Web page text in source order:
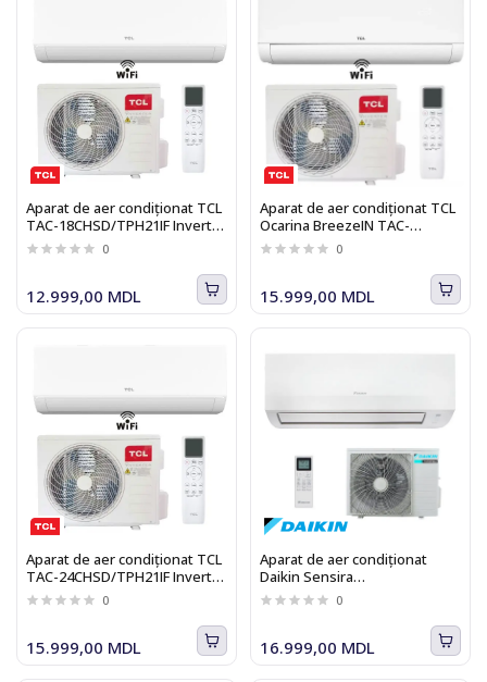
Aparat de aer condiționat TCL
TAC-18CHSD/TPH21IF Inverter
R32 WI-FI BreezeIN 2.0
0
12.999,00 MDL
Aparat de aer condiționat TCL
Ocarina BreezeIN TAC-
18CHSD/UG11V3AHB Heat
Pump Inverter WI-FI
0
15.999,00 MDL
Aparat de aer condiționat TCL
TAC-24CHSD/TPH21IF Inverter
R32 WI-FI BreezeIN 2.0
0
15.999,00 MDL
Aparat de aer condiționat
Daikin Sensira
FTXC25E/RXC25E, 9000 BTU,
A++/A+, Inverter, WI-FI
0
16.999,00 MDL